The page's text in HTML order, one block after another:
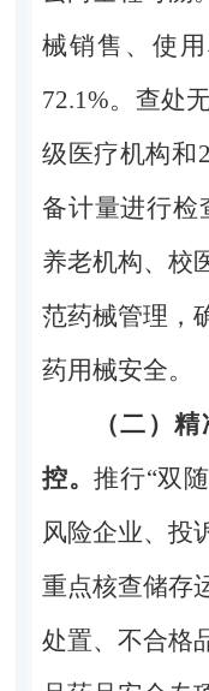
械销售、使
72.1%。查处
级医疗机构和2
备计量进行检
养老机构、校
范药械管理，
药用械安全。
（二）
控。推行“双
风险企业、投
重点核查储存
处置、不合格